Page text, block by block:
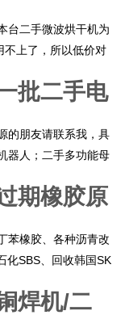
台二手微波烘干机为
不上了，所以低价对
批二手电
的朋友请联系我，具
器人；二手多功能母
期橡胶原
苯橡胶、各种沥青改
化SBS、回收韩国SK
焊机/二